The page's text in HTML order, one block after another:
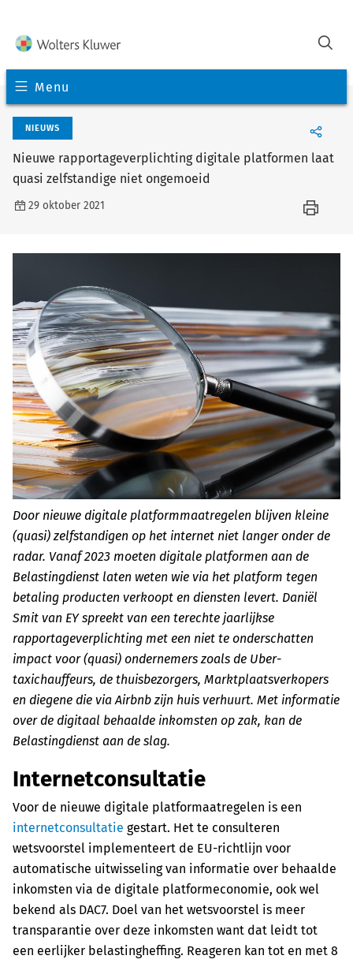
Menu
NIEUWS
Nieuwe rapportageverplichting digitale platformen laat
quasi zelfstandige niet ongemoeid
29 oktober 2021
Door nieuwe digitale platformmaatregelen blijven kleine
(quasi) zelfstandigen op het internet niet langer onder de
radar. Vanaf 2023 moeten digitale platformen aan de
Belastingdienst laten weten wie via het platform tegen
betaling producten verkoopt en diensten levert. Daniël
Smit van EY spreekt van een terechte jaarlijkse
rapportageverplichting met een niet te onderschatten
impact voor (quasi) ondernemers zoals de Uber-
taxichauffeurs, de thuisbezorgers, Marktplaatsverkopers
en diegene die via Airbnb zijn huis verhuurt. Met informatie
over de digitaal behaalde inkomsten op zak, kan de
Belastingdienst aan de slag.
Internetconsultatie
Voor de nieuwe digitale platformaatregelen is een
internetconsultatie gestart. Het te consulteren
wetsvoorstel implementeert de EU-richtlijn voor
automatische uitwisseling van informatie over behaalde
inkomsten via de digitale platformeconomie, ook wel
bekend als DAC7. Doel van het wetsvoorstel is meer
transparantie over deze inkomsten want dat leidt tot
een eerlijker belastingheffing. Reageren kan tot en met 8